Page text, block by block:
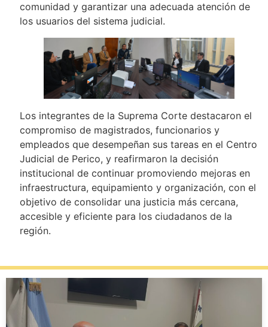
comunidad y garantizar una adecuada atención de
los usuarios del sistema judicial.
Los integrantes de la Suprema Corte destacaron el
compromiso de magistrados, funcionarios y
empleados que desempeñan sus tareas en el Centro
Judicial de Perico, y reafirmaron la decisión
institucional de continuar promoviendo mejoras en
infraestructura, equipamiento y organización, con el
objetivo de consolidar una justicia más cercana,
accesible y eficiente para los ciudadanos de la
región.